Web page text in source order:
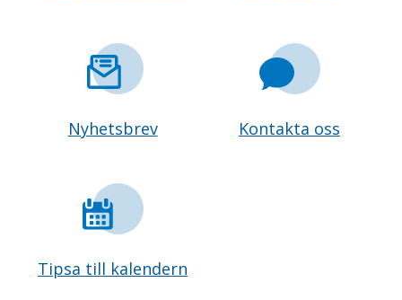
Nyhetsbrev Kontakta oss
Tipsa till kalendern